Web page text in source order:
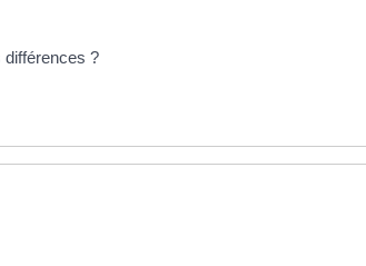
différences ?